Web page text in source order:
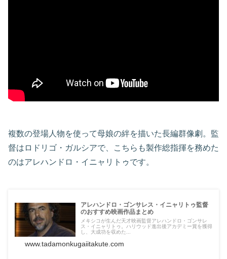
複数の登場人物を使って母娘の絆を描いた長編群像劇。監
督はロドリゴ・ガルシアで、こちらも製作総指揮を務めた
のはアレハンドロ・イニャリトゥです。
アレハンドロ・ゴンサレス・イニャリトゥ監督
のおすすめ映画作品まとめ
メキシコが生んだ天才映画監督アレハンドロ・ゴンサレ
ス・イニャリトゥ。ハリウッド進出後アカデミー賞を獲得
し、大成功を収めた...
www.tadamonkugaiitakute.com